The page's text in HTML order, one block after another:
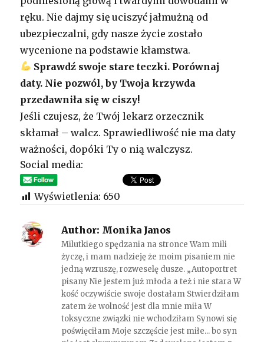
ręku. Nie dajmy się uciszyć jałmużną od
ubezpieczalni, gdy nasze życie zostało
wycenione na podstawie kłamstwa.
Sprawdź swoje stare teczki. Porównaj
daty. Nie pozwól, by Twoja krzywda
przedawniła się w ciszy!
Jeśli czujesz, że Twój lekarz orzecznik
skłamał – walcz. Sprawiedliwość nie ma daty
ważności, dopóki Ty o nią walczysz.
Social media:
Wyświetlenia: 650
Author: Monika Janos
Milutkiego spędzania na stronce Wam mili
życzę, i mam nadzieję że moim pisaniem nie
jedną wzruszę, rozweselę dusze. „Autoportret
pisany Nie jestem już młoda a też i nie stara W
kość oczywiście swoje dostałam Stwierdziłam
zatem że wolność jest dla mnie miła W
toksyczne związki nie wchodziłam Synowi się
poświęciłam Moje szczęście jest miłe... bo syn